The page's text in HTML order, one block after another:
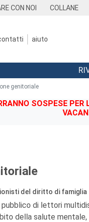
CON NOI COLLANE
aiuto
genitoriale
SOSPESE
del diritto di famiglia
pubblico di lettori
della salute